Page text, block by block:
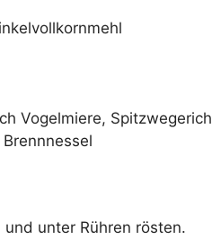
Vogel­mie­re, Spitz­we­ge­rich
unter Rüh­ren rös­ten.